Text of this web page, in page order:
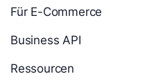
Für E-Commerce
Business API
Ressourcen